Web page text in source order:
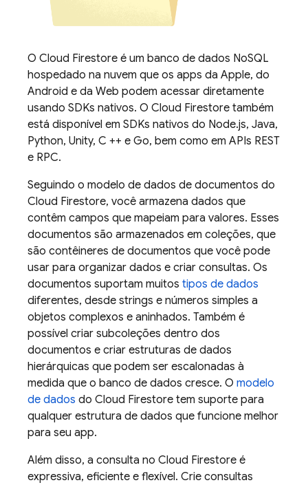
O Cloud Firestore é um banco de dados NoSQL
hospedado na nuvem que os apps da Apple, do
Android e da Web podem acessar diretamente
usando SDKs nativos. O Cloud Firestore também
está disponível em SDKs nativos do Node.js, Java,
Python, Unity, C ++ e Go, bem como em APIs REST
e RPC.
Seguindo o modelo de dados de documentos do
Cloud Firestore, você armazena dados que
contêm campos que mapeiam para valores. Esses
documentos são armazenados em coleções, que
são contêineres de documentos que você pode
usar para organizar dados e criar consultas. Os
documentos suportam muitos tipos de dados
diferentes, desde strings e números simples a
objetos complexos e aninhados. Também é
possível criar subcoleções dentro dos
documentos e criar estruturas de dados
hierárquicas que podem ser escalonadas à
medida que o banco de dados cresce. O modelo
de dados do Cloud Firestore tem suporte para
qualquer estrutura de dados que funcione melhor
para seu app.
Além disso, a consulta no Cloud Firestore é
expressiva, eficiente e flexível. Crie consultas